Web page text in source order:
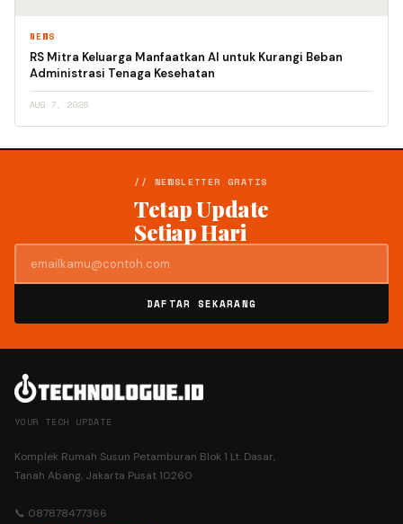
NEWS
RS Mitra Keluarga Manfaatkan AI untuk Kurangi Beban
Administrasi Tenaga Kesehatan
AUG 7, 2026
// NEWSLETTER GRATIS
Tetap Update
Setiap Hari
DAFTAR SEKARANG
YOUR TECH UPDATE
Komplek Rumah Susun Petamburan Blok 1 Lt. Dasar,
Tanah Abang, Jakarta Pusat 10260
📞 087878477366